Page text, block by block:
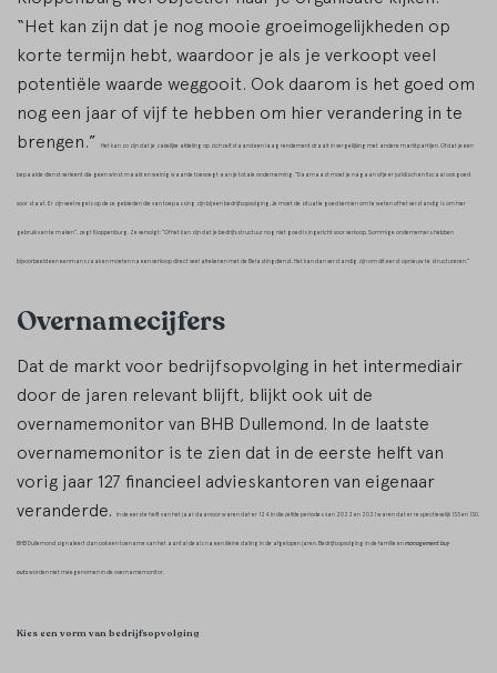
“Het kan zijn dat je nog mooie groeimogelijkheden op
korte termijn hebt, waardoor je als je verkoopt veel
potentiële waarde weggooit. Ook daarom is het goed om
nog een jaar of vijf te hebben om hier verandering in te
brengen.”
Het kan zo zijn dat je zakelijke afdeling op zichzelf staand een laag rendement draait in vergelijking met andere marktpartijen. Of dat je een
bepaalde dienst verleent die geen winst maakt en weinig waarde toevoegt aan je totale onderneming.“Daarnaast moet je nagaan of je er juridisch en fiscaal ook goed
voor staat. Er zijn veel regels op deze gebieden die van toepassing zijn bij een bedrijfsopvolging. Je moet de situatie goed kennen om te weten of het verstandig is om hier
gebruik van te maken”, zegt Kloppenburg. Ze vervolgt: “Of het kan zijn dat je bedrijfsstructuur nog niet goed is ingericht voor verkoop. Sommige ondernemers hebben
bijvoorbeeld een eenmanszaak en moeten na een verkoop direct veel afrekenen met de Belastingdienst. Het kan dan verstandig zijn om dit eerst opnieuw te structureren.”
Overnamecijfers
Dat de markt voor bedrijfsopvolging in het intermediair
door de jaren relevant blijft, blijkt ook uit de
overnamemonitor van BHB Dullemond. In de laatste
overnamemonitor is te zien dat in de eerste helft van
vorig jaar 127 financieel advieskantoren van eigenaar
veranderde.
In de eerste helft van het jaar daarvoor waren dat er 124. In diezelfde periodes van 2022 en 2021 waren dat er respectievelijk 133 en 130.
BHB Dullemond signaleert dan ook een toename van het aantal deals na een kleine daling in de afgelopen jaren. Bedrijfsopvolging in de familie enmanagement buy
outsworden niet meegenomen in de overnamemonitor.
Kies een vorm van bedrijfsopvolging